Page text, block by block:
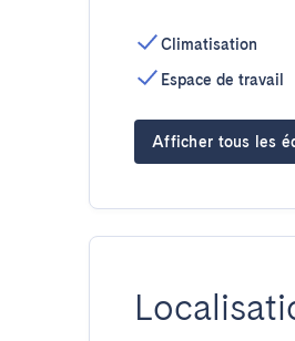
Climatisation
Espace de travail
Afficher tous les